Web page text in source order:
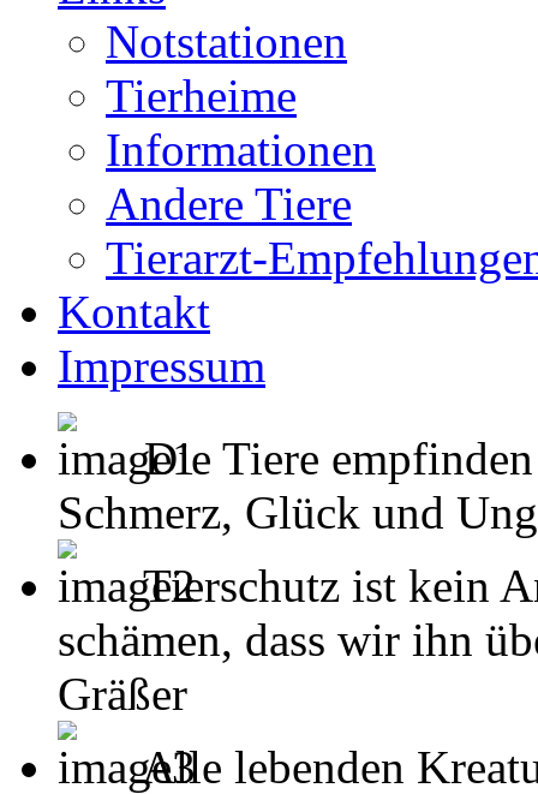
Notstationen
Tierheime
Informationen
Andere Tiere
Tierarzt-
Kontakt
Impressum
Die Tiere
Schmerz, Glück und
Tierschutz ist kein
schämen, dass wir ihn
Gräßer
Alle lebenden